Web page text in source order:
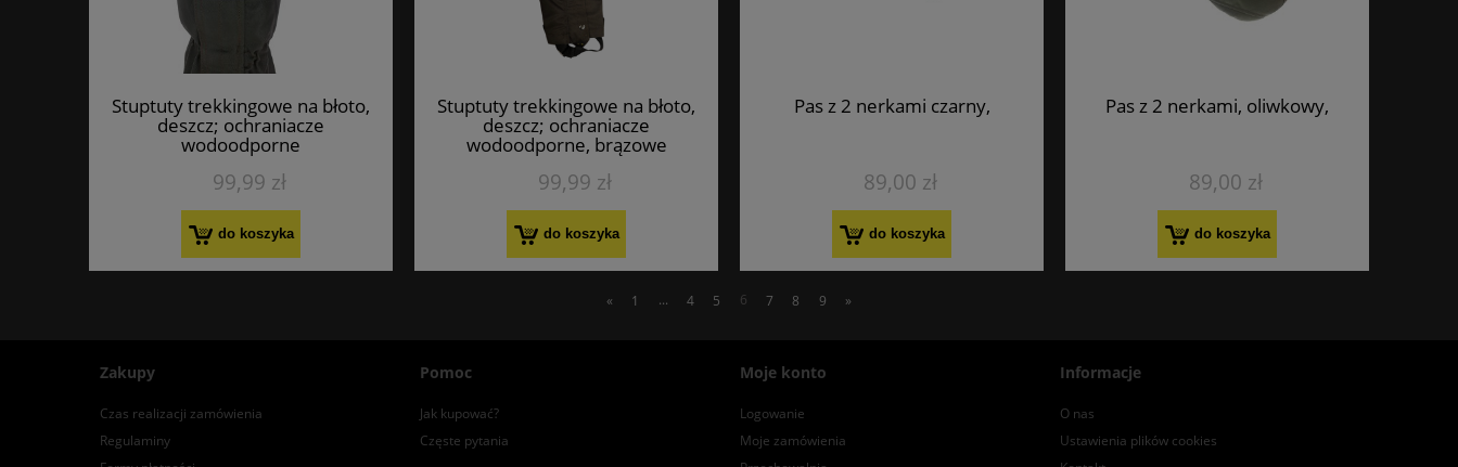
Stuptuty trekkingowe na błoto,
deszcz; ochraniacze
wodoodporne
99,99 zł
do koszyka
Stuptuty trekkingowe na błoto,
deszcz; ochraniacze
wodoodporne, brązowe
99,99 zł
do koszyka
Pas z 2 nerkami czarny,
89,00 zł
do koszyka
Pas z 2 nerkami, oliwkowy,
89,00 zł
do koszyka
« 1 ... 4 5 6 7 8 9 »
Zakupy
Czas realizacji zamówienia
Regulaminy
Pomoc
Jak kupować?
Częste pytania
Moje konto
Logowanie
Moje zamówienia
Informacje
O nas
Ustawienia plików cookies